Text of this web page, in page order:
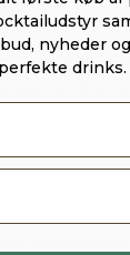
kr. (Fri fragt fra
89 kr.
Priserne
nyheder
perfekte drinks.